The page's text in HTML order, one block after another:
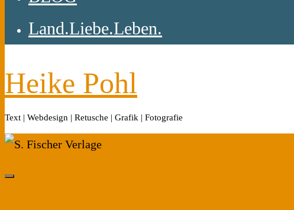
Land.Liebe.Leben.
Heike Pohl
Text | Webdesign | Retusche | Grafik | Fotografie